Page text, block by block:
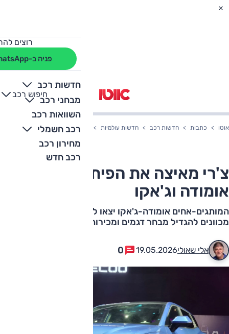
רוצים
פניה ב-WhatsApp
חדשות רכב
מבחני רכב
השוואות רכב
רכב חשמלי
מחירון רכב
רכב חדש
חיפוש רכב
+
-
אוטו כתבות חדשות רכב חדשות עולמיות צ'רי מאיצה את הפיתוח של אומודה
צ'רי מאיצה את הפיתוח של
אומודה וג'אקו
המותגים-אחים אומודה-ג'אקו יצאו לדרך בתנופה גדולה,
מכוונים להגדיל מבחר דגמים ומכירות באופן ניכר. מאוד ניכר
אלי שאולי19.05.2026
0